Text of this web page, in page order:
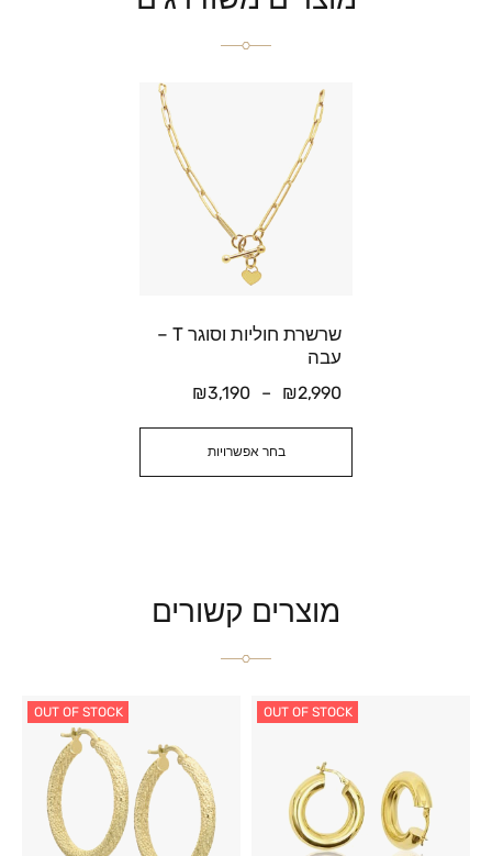
בחר אפשרויות
שרשרת חוליות וסוגר T –
עבה
₪2,990
–
₪3,190
מוצרים קשורים
OUT OF STOCK
OUT OF STOCK